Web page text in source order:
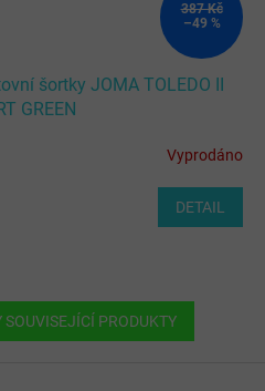
387 Kč
–49 %
šortky JOMA TOLEDO II
GREEN
Vyprodáno
DETAIL
PRODUKTY